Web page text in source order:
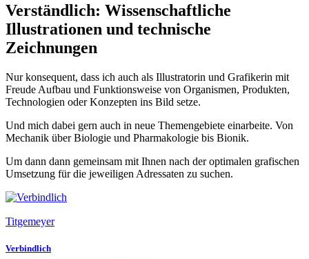
Verständlich: Wissenschaftliche
Illustrationen und technische
Zeichnungen
Nur konsequent, dass ich auch als Illustratorin und Grafikerin mit
Freude Aufbau und Funktions­weise von Organismen, Produkten,
Technologien oder Konzepten ins Bild setze.
Und mich dabei gern auch in neue Themengebiete einarbeite. Von
Mechanik über Biologie und Pharmakologie bis Bionik.
Um dann dann gemeinsam mit Ihnen nach der optimalen grafischen
Umsetzung für die jeweiligen Adressaten zu suchen.
Titgemeyer
Verbindlich